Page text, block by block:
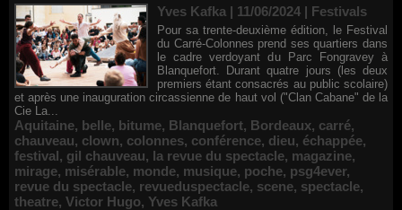
Yves Kafka | 11/06/2024 | Festivals
Pour sa trente-deuxième édition, le Festival
du Carré-Colonnes prend ses quartiers dans
le cadre verdoyant du Parc Fongravey à
Blanquefort. Durant quatre jours (les deux
premiers étant consacrés au public scolaire)
et après une inauguration circassienne de haut vol ("Clan Cabane" de la
Cie La...
Aquitaine, belle, bitume, Blanquefort, Bordeaux, carré,
chauveau, clown, colonnes, conférence, dieu, échappée,
festival, gil chauveau, la revue du spectacle, magazine,
mirage, misérable, monde, musique, poche, psg4ever,
revue du spectacle, revueduspectacle, scene, spectacle,
theatre, Victor Hugo, Yves Kafka